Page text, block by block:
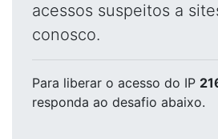
acessos suspeitos a
conosco.
Para liberar o acesso do IP
responda ao desafio abaixo.